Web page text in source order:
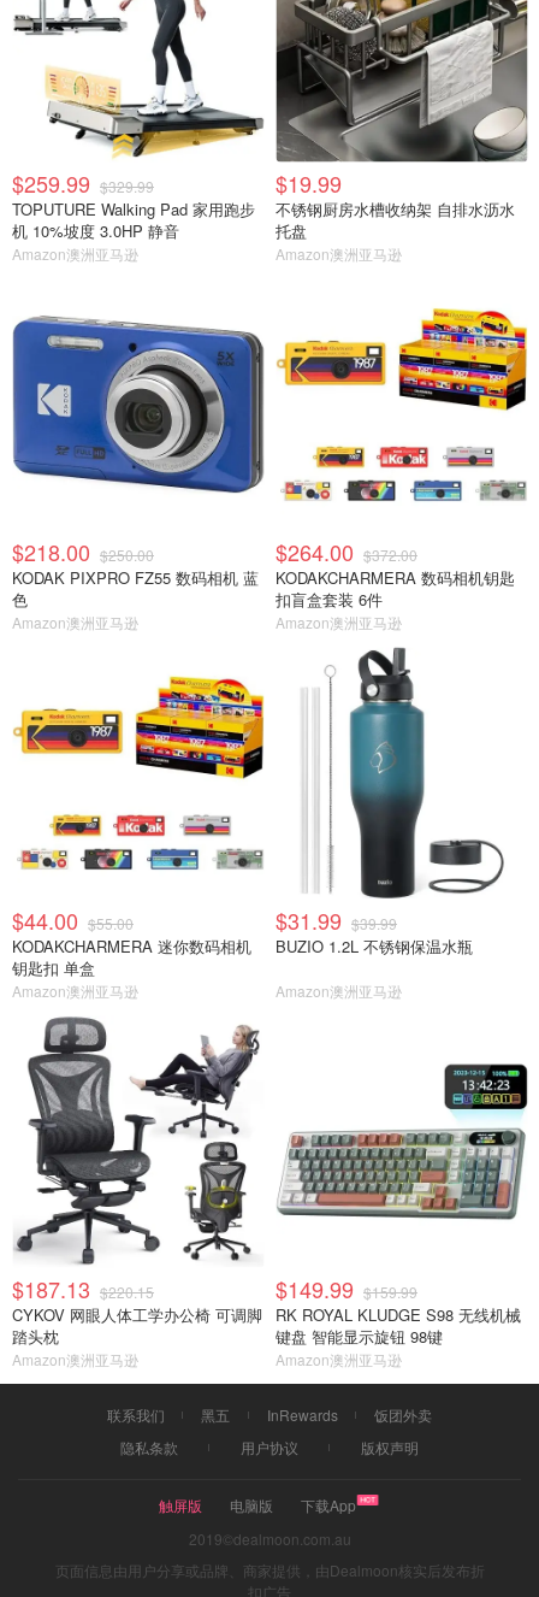
$259.99 $329.99
TOPUTURE Walking Pad 家用跑步
机 10%坡度 3.0HP 静音
Amazon澳洲亚马逊
$19.99
不锈钢厨房水槽收纳架 自排水沥水
托盘
Amazon澳洲亚马逊
$218.00 $250.00
KODAK PIXPRO FZ55 数码相机 蓝
色
Amazon澳洲亚马逊
$264.00 $372.00
KODAKCHARMERA 数码相机钥匙
扣盲盒套装 6件
Amazon澳洲亚马逊
$44.00 $55.00
KODAKCHARMERA 迷你数码相机
钥匙扣 单盒
Amazon澳洲亚马逊
$31.99 $39.99
BUZIO 1.2L 不锈钢保温水瓶
Amazon澳洲亚马逊
$187.13 $220.15
CYKOV 网眼人体工学办公椅 可调脚
踏头枕
Amazon澳洲亚马逊
$149.99 $159.99
RK ROYAL KLUDGE S98 无线机械
键盘 智能显示旋钮 98键
Amazon澳洲亚马逊
联系我们 黑五 InRewards
饭团外卖
隐私条款
用户协议 版权声明
触屏版 电脑版
下载App
2019©dealmoon.com.au
页面信息由用户分享或品牌、商家提供，由Dealmoon核实后发布折
扣广告